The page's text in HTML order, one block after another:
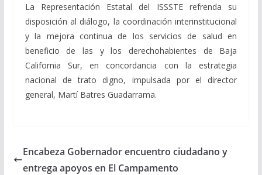
La Representación Estatal del ISSSTE refrenda su
disposición al diálogo, la coordinación interinstitucional
y la mejora continua de los servicios de salud en
beneficio de las y los derechohabientes de Baja
California Sur, en concordancia con la estrategia
nacional de trato digno, impulsada por el director
general, Martí Batres Guadarrama.
Encabeza Gobernador encuentro ciudadano y
entrega apoyos en El Campamento